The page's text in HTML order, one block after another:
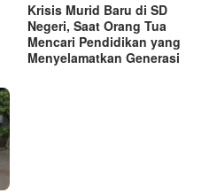
Krisis Murid Baru di SD
Negeri, Saat Orang Tua
Mencari Pendidikan yang
Menyelamatkan Generasi